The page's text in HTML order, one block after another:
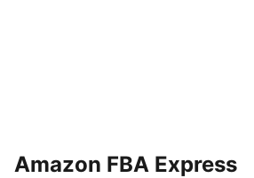
Amazon FBA Express